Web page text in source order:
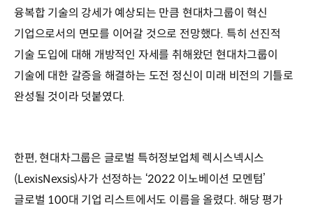
융복합 기술의 강세가 예상되는 만큼 현대차그룹이 혁신
기업으로서의 면모를 이어갈 것으로 전망했다. 특히 선진적
기술 도입에 대해 개방적인 자세를 취해왔던 현대차그룹이
기술에 대한 갈증을 해결하는 도전 정신이 미래 비전의 기틀로
완성될 것이라 덧붙였다.
한편, 현대차그룹은 글로벌 특허정보업체 렉시스넥시스
(LexisNexsis)사가 선정하는 ‘2022 이노베이션 모멘텀’
글로벌 100대 기업 리스트에서도 이름을 올렸다. 해당 평가